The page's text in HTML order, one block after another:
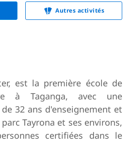
Autres activités
est la première école de
à Taganga, avec une
32 ans d'enseignement et
Tayrona et ses environs,
certifiées dans le